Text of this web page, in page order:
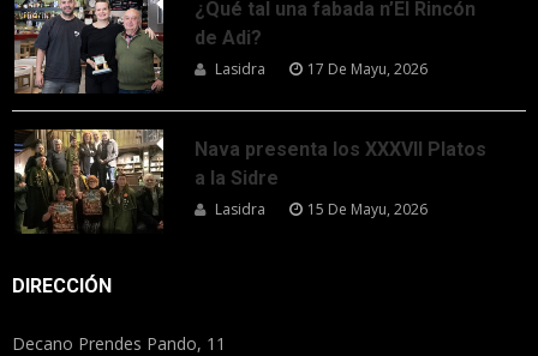
¿Qué tal una fabada n’El Rincón
de Adi?
Lasidra 17 De Mayu, 2026
Nava presenta los XXXVII Platos
a la Sidre
Lasidra 15 De Mayu, 2026
DIRECCIÓN
Decano Prendes Pando, 11